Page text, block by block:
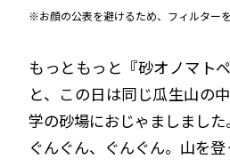
※お顔の公表を避けるため、フィルターを
もっともっと『砂オノマト
と、この日は同じ瓜生山の
学の砂場におじゃましました。
ぐんぐん、ぐんぐん。山を登